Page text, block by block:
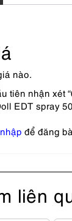
nào.
tiên nhận xét
EDT spray
để đăng
liên